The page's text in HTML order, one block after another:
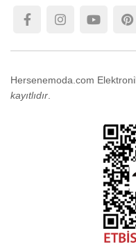
Hersenemoda.com
kayıtlıdır